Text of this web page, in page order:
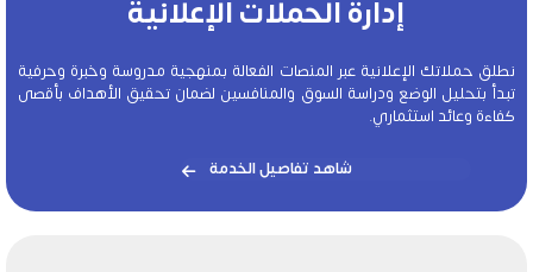
إدارة الحملات الإعلانية
نطلق حملاتك الإعلانية عبر المنصات الفعالة بمنهجية مدروسة وخبرة وحرفية
تبدأ بتحليل الوضع ودراسة السوق والمنافسين لضمان تحقيق الأهداف بأقصى
كفاءة وعائد استثماري.
شاهد تفاصيل الخدمة